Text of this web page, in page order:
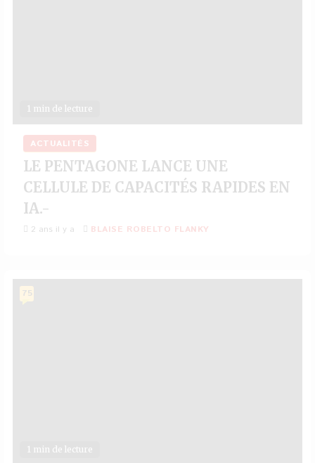
1 min de lecture
ACTUALITÉS
LE PENTAGONE LANCE UNE
CELLULE DE CAPACITÉS RAPIDES EN
IA.-
2 ans il y a BLAISE ROBELTO FLANKY
1 min de lecture
75